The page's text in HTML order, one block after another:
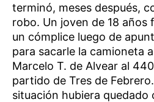
terminó, meses después,
robo. Un joven de 18 años
un cómplice luego de
para sacarle la camioneta
Marcelo T. de Alvear al
partido de Tres de
situación hubiera quedado